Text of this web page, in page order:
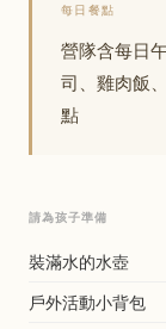
每日餐點
營隊含每日
司、雞肉飯
點
請為孩子準備
裝滿水的水壺
戶外活動小背包